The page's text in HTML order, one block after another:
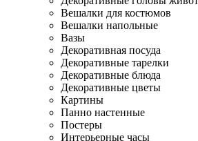
Вешалки для костюмов
Вешалки напольные
Вазы
Декоративная посуда
Декоративные тарелки
Декоративные блюда
Декоративные цветы
Картины
Панно настенные
Постеры
Интерьерные часы